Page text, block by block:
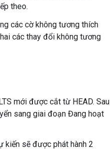
theo.
các cờ không tương thích
các thay đổi không tương
mới được cắt từ HEAD. Sau
sang giai đoạn Đang hoạt
kiến sẽ được phát hành 2